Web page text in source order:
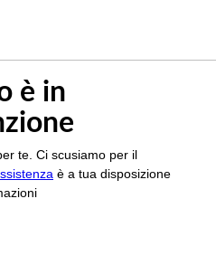
è in
te. Ci scusiamo per il
è a tua disposizione